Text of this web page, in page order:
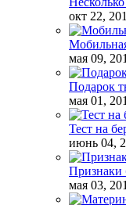
окт 22,
мая 09,
Подарок
мая 01,
Тест на
июнь 04,
Признаки
мая 03,